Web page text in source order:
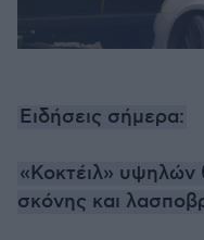
Ειδήσεις σήμερα:
«Κοκτέιλ» υψηλών
σκόνης και